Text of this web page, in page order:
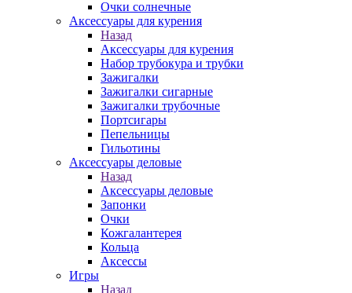
Очки солнечные
Аксессуары для курения
Назад
Аксессуары для курения
Набор трубокура и трубки
Зажигалки
Зажигалки сигарные
Зажигалки трубочные
Портсигары
Пепельницы
Гильотины
Аксессуары деловые
Назад
Аксессуары деловые
Запонки
Очки
Кожгалантерея
Кольца
Аксессы
Игры
Назад